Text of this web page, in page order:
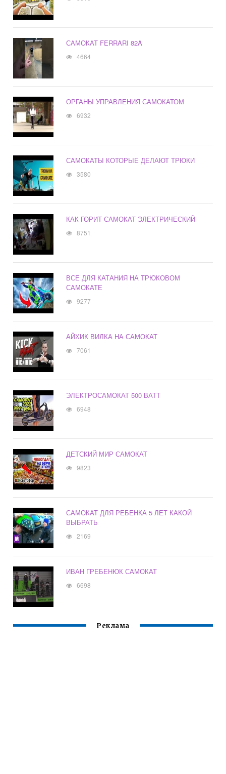
САМОКАТ FERRARI 82A
4664
ОРГАНЫ УПРАВЛЕНИЯ САМОКАТОМ
6932
САМОКАТЫ КОТОРЫЕ ДЕЛАЮТ ТРЮКИ
3580
КАК ГОРИТ САМОКАТ ЭЛЕКТРИЧЕСКИЙ
8751
ВСЕ ДЛЯ КАТАНИЯ НА ТРЮКОВОМ
САМОКАТЕ
9277
АЙХИК ВИЛКА НА САМОКАТ
7061
ЭЛЕКТРОСАМОКАТ 500 ВАТТ
6948
ДЕТСКИЙ МИР САМОКАТ
9823
САМОКАТ ДЛЯ РЕБЕНКА 5 ЛЕТ КАКОЙ
ВЫБРАТЬ
2169
ИВАН ГРЕБЕНЮК САМОКАТ
6698
Реклама